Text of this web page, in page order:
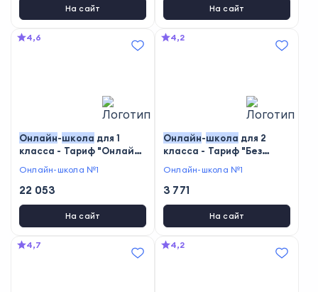
На сайт На сайт
4,6
Онлайн-школа для 1
класса - Тариф "Онлайн-
Онлайн-школа №1
22 053
На сайт
4,2
Онлайн-школа для 2
класса - Тариф "Без
Онлайн-школа №1
3 771
На сайт
4,7 4,2